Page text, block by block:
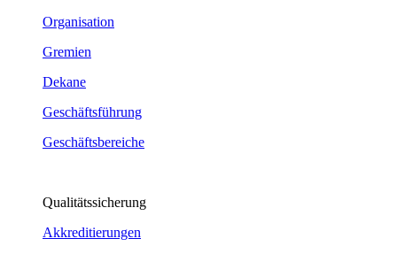
Organisation
Gremien
Dekane
Geschäftsführung
Geschäftsbereiche
Qualitätssicherung
Akkreditierungen